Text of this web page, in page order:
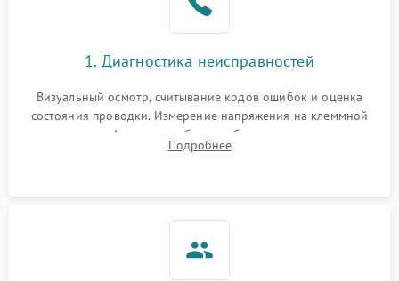
1. Диагностика неисправностей
Визуальный осмотр, считывание кодов ошибок и оценка
состояния проводки. Измерение напряжения на клеммной
колодке. Анализ жалоб на проблемы с нагревом,
конвекцией, панелью управления или блокировкой дверцы.
Подробнее